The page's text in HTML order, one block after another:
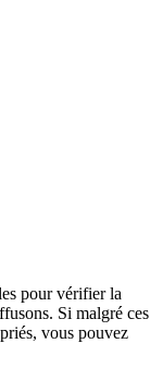
pour vérifier la
Si malgré ces
vous pouvez